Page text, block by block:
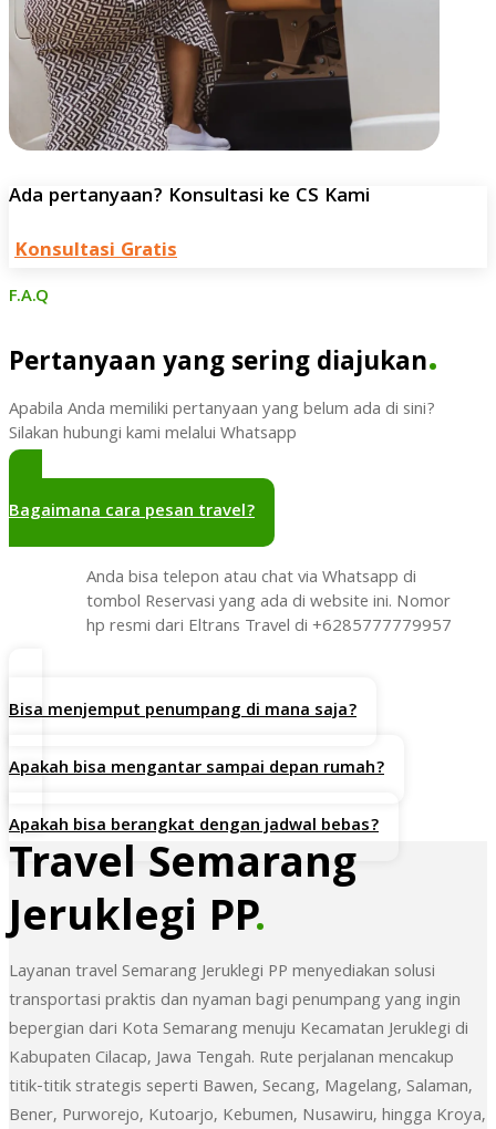
Ada pertanyaan? Konsultasi ke CS Kami
Konsultasi Gratis
F.A.Q
Pertanyaan yang sering diajukan.
Apabila Anda memiliki pertanyaan yang belum ada di sini?
Silakan hubungi kami melalui Whatsapp
Bagaimana cara pesan travel?
Anda bisa telepon atau chat via Whatsapp di
tombol Reservasi yang ada di website ini. Nomor
hp resmi dari Eltrans Travel di +6285777779957
Bisa menjemput penumpang di mana saja?
Apakah bisa mengantar sampai depan rumah?
Apakah bisa berangkat dengan jadwal bebas?
Travel Semarang
Jeruklegi PP.
Layanan travel Semarang Jeruklegi PP menyediakan solusi
transportasi praktis dan nyaman bagi penumpang yang ingin
bepergian dari Kota Semarang menuju Kecamatan Jeruklegi di
Kabupaten Cilacap, Jawa Tengah. Rute perjalanan mencakup
titik-titik strategis seperti Bawen, Secang, Magelang, Salaman,
Bener, Purworejo, Kutoarjo, Kebumen, Nusawiru, hingga Kroya,